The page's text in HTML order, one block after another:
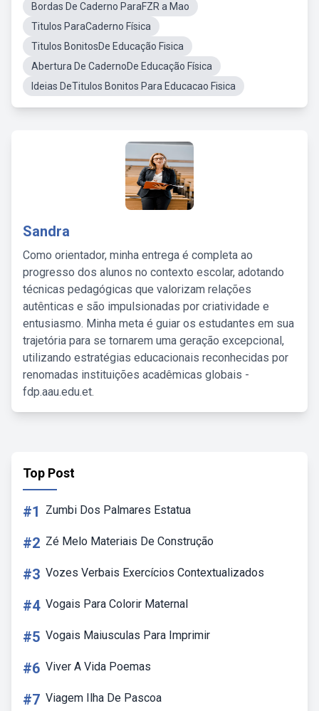
Bordas De Caderno ParaFZR a Mao
Titulos ParaCaderno Física
Titulos BonitosDe Educação Fisica
Abertura De CadernoDe Educação Física
Ideias DeTitulos Bonitos Para Educacao Fisica
Sandra
Como orientador, minha entrega é completa ao
progresso dos alunos no contexto escolar, adotando
técnicas pedagógicas que valorizam relações
autênticas e são impulsionadas por criatividade e
entusiasmo. Minha meta é guiar os estudantes em sua
trajetória para se tornarem uma geração excepcional,
utilizando estratégias educacionais reconhecidas por
renomadas instituições acadêmicas globais -
fdp.aau.edu.et.
Top Post
#1 Zumbi Dos Palmares Estatua
#2 Zé Melo Materiais De Construção
#3 Vozes Verbais Exercícios Contextualizados
#4 Vogais Para Colorir Maternal
#5 Vogais Maiusculas Para Imprimir
#6 Viver A Vida Poemas
#7 Viagem Ilha De Pascoa